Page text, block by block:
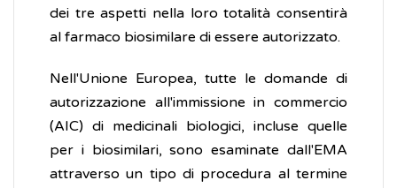
dei tre aspetti nella loro totalità consentirà
al farmaco biosimilare di essere autorizzato.
Nell'Unione Europea, tutte le domande di
autorizzazione all'immissione in commercio
(AIC) di medicinali biologici, incluse quelle
per i biosimilari, sono esaminate dall'EMA
attraverso un tipo di procedura al termine